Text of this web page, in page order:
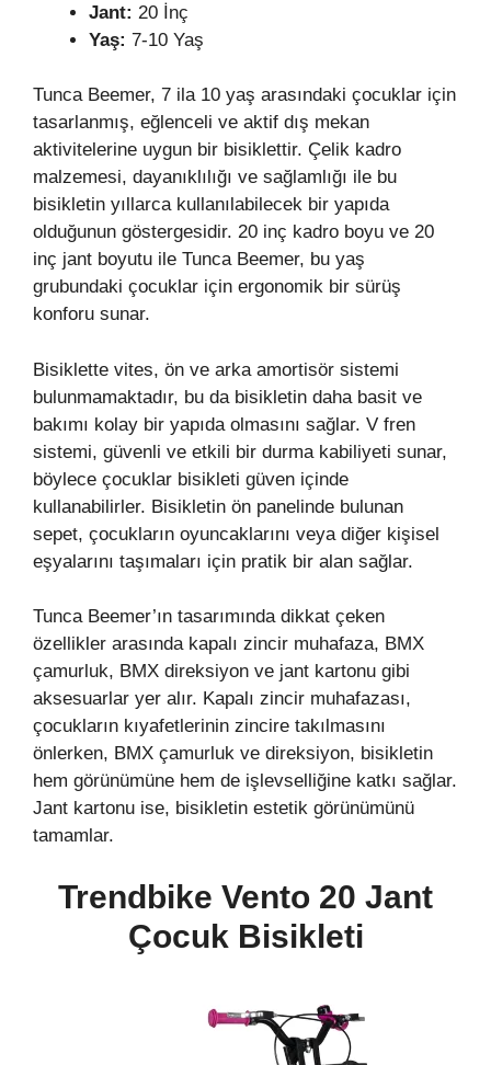
Jant: 20 İnç
Yaş: 7-10 Yaş
Tunca Beemer, 7 ila 10 yaş arasındaki çocuklar için
tasarlanmış, eğlenceli ve aktif dış mekan
aktivitelerine uygun bir bisiklettir. Çelik kadro
malzemesi, dayanıklılığı ve sağlamlığı ile bu
bisikletin yıllarca kullanılabilecek bir yapıda
olduğunun göstergesidir. 20 inç kadro boyu ve 20
inç jant boyutu ile Tunca Beemer, bu yaş
grubundaki çocuklar için ergonomik bir sürüş
konforu sunar.
Bisiklette vites, ön ve arka amortisör sistemi
bulunmamaktadır, bu da bisikletin daha basit ve
bakımı kolay bir yapıda olmasını sağlar. V fren
sistemi, güvenli ve etkili bir durma kabiliyeti sunar,
böylece çocuklar bisikleti güven içinde
kullanabilirler. Bisikletin ön panelinde bulunan
sepet, çocukların oyuncaklarını veya diğer kişisel
eşyalarını taşımaları için pratik bir alan sağlar.
Tunca Beemer’ın tasarımında dikkat çeken
özellikler arasında kapalı zincir muhafaza, BMX
çamurluk, BMX direksiyon ve jant kartonu gibi
aksesuarlar yer alır. Kapalı zincir muhafazası,
çocukların kıyafetlerinin zincire takılmasını
önlerken, BMX çamurluk ve direksiyon, bisikletin
hem görünümüne hem de işlevselliğine katkı sağlar.
Jant kartonu ise, bisikletin estetik görünümünü
tamamlar.
Trendbike Vento 20 Jant
Çocuk Bisikleti